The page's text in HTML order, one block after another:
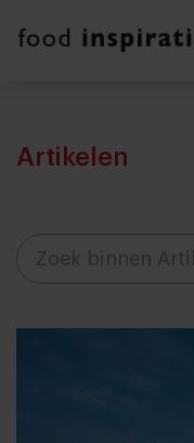
Artikelen